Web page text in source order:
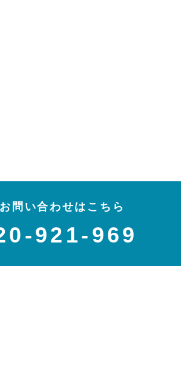
デザインテイストから探す
問い合わせはこちら
921-969